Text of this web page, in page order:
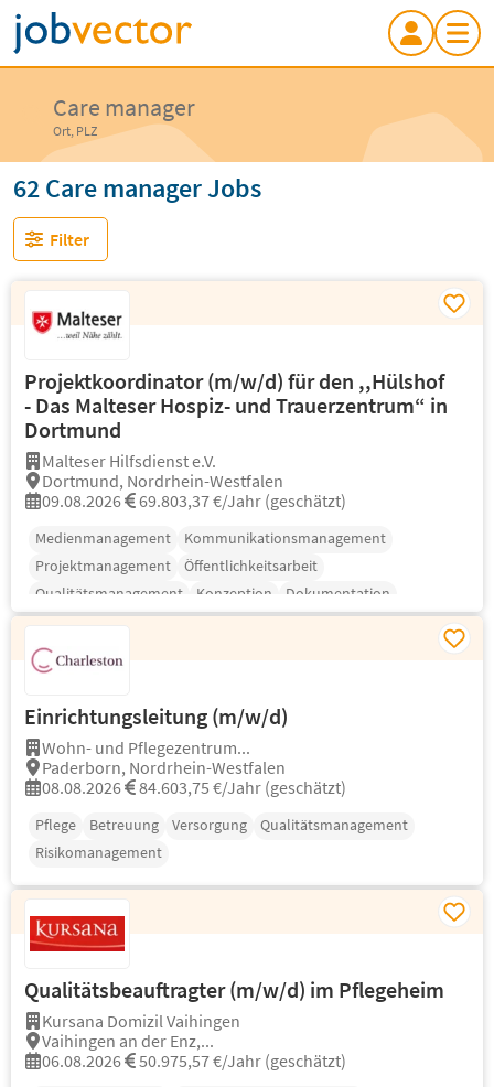
Care manager
Ort, PLZ
62 Care manager Jobs
Filter
Projektkoordinator (m/w/d) für den ,,Hülshof
- Das Malteser Hospiz- und Trauerzentrum“ in
Dortmund
Malteser Hilfsdienst e.V.
Dortmund, Nordrhein-Westfalen
09.08.2026
69.803,37 €/Jahr (geschätzt)
Medienmanagement
Kommunikationsmanagement
Projektmanagement
Öffentlichkeitsarbeit
Qualitätsmanagement
Konzeption Dokumentation
Einrichtungsleitung (m/w/d)
Wohn- und Pflegezentrum...
Paderborn, Nordrhein-Westfalen
08.08.2026
84.603,75 €/Jahr (geschätzt)
Pflege Betreuung Versorgung
Qualitätsmanagement
Risikomanagement
Qualitätsbeauftragter (m/w/d) im Pflegeheim
Kursana Domizil Vaihingen
Vaihingen an der Enz,...
06.08.2026
50.975,57 €/Jahr (geschätzt)